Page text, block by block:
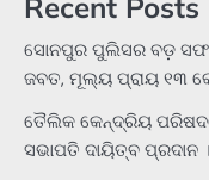
Recent Posts
ସୋନପୁର ପୁଲିସର ବଡ଼
ଜବତ, ମୂଲ୍ୟ ପ୍ରାୟ ୧୩
ତୈଲିକ କେନ୍ଦ୍ରିୟ
ସଭାପତି ଦାୟିତ୍ବ ପ୍ରଦାନ ।